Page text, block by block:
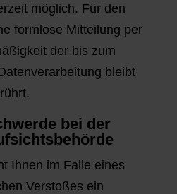
möglich. Für den
formlose Mitteilung per
der bis zum
bleibt
bei der
Ihnen im Falle eines
Verstoßes ein